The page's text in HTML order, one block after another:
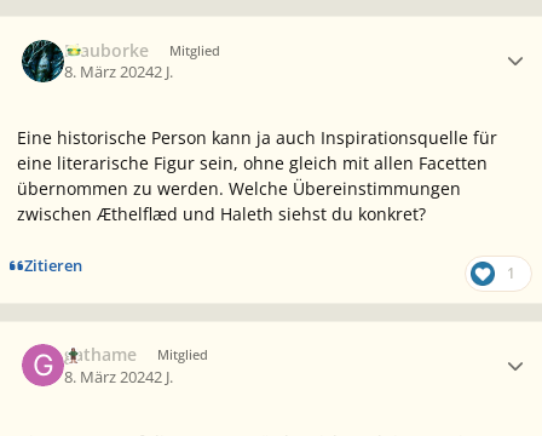
Blauborke Mitglied
8. März 20242 J.
Eine historische Person kann ja auch Inspirationsquelle für
eine literarische Figur sein, ohne gleich mit allen Facetten
übernommen zu werden. Welche Übereinstimmungen
zwischen Æthelflæd und Haleth siehst du konkret?
Zitieren 1
gathame Mitglied
8. März 20242 J.